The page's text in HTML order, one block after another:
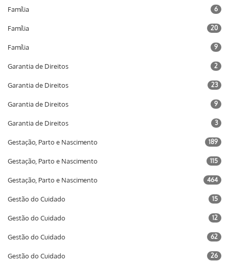
Família 6
Família 20
Família 9
Garantia de Direitos 2
Garantia de Direitos 23
Garantia de Direitos 9
Garantia de Direitos 3
Gestação, Parto e Nascimento 189
Gestação, Parto e Nascimento 115
Gestação, Parto e Nascimento 464
Gestão do Cuidado 15
Gestão do Cuidado 12
Gestão do Cuidado 62
Gestão do Cuidado 26